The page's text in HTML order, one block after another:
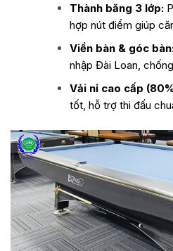
Thành băng 3 lớp:
hợp nút điểm giúp
Viền bàn & góc
nhập Đài Loan,
Vải nỉ cao cấp
tốt, hỗ trợ thi đấu